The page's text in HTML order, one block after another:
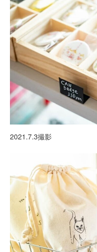
2021.7.3撮影